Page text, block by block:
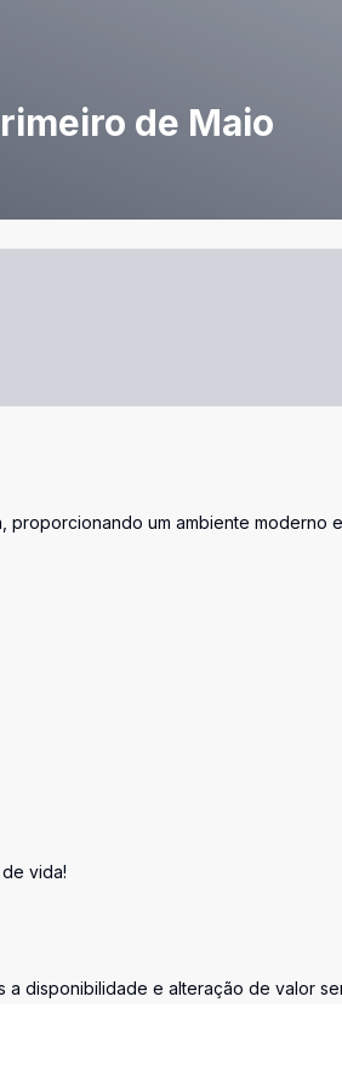
de Maio
proporcionando um ambiente moderno
vida!
disponibilidade e alteração de valor